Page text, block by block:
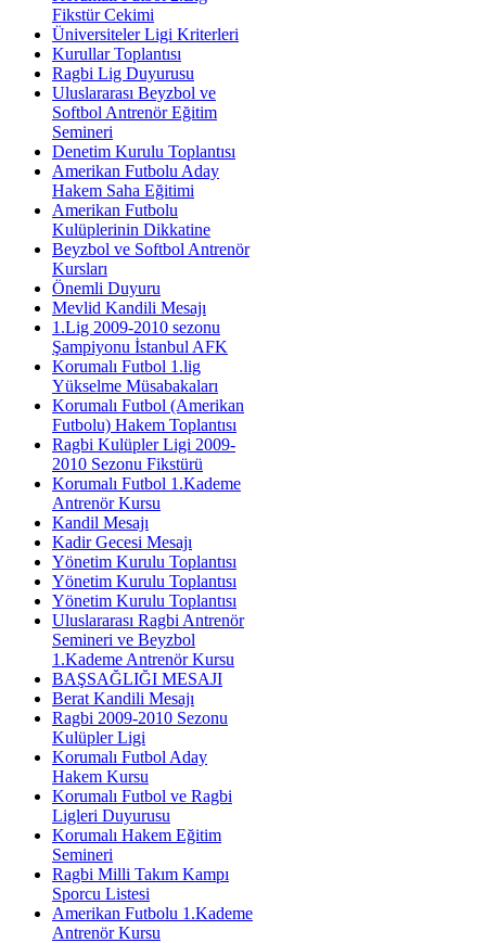
Fikstür Cekimi
Üniversiteler Ligi Kriterleri
Kurullar Toplantısı
Ragbi Lig Duyurusu
Uluslararası Beyzbol ve
Softbol Antrenör Eğitim
Semineri
Denetim Kurulu Toplantısı
Amerikan Futbolu Aday
Hakem Saha Eğitimi
Amerikan Futbolu
Kulüplerinin Dikkatine
Beyzbol ve Softbol Antrenör
Kursları
Önemli Duyuru
Mevlid Kandili Mesajı
1.Lig 2009-2010 sezonu
Şampiyonu İstanbul AFK
Korumalı Futbol 1.lig
Yükselme Müsabakaları
Korumalı Futbol (Amerikan
Futbolu) Hakem Toplantısı
Ragbi Kulüpler Ligi 2009-
2010 Sezonu Fikstürü
Korumalı Futbol 1.Kademe
Antrenör Kursu
Kandil Mesajı
Kadir Gecesi Mesajı
Yönetim Kurulu Toplantısı
Yönetim Kurulu Toplantısı
Yönetim Kurulu Toplantısı
Uluslararası Ragbi Antrenör
Semineri ve Beyzbol
1.Kademe Antrenör Kursu
BAŞSAĞLIĞI MESAJI
Berat Kandili Mesajı
Ragbi 2009-2010 Sezonu
Kulüpler Ligi
Korumalı Futbol Aday
Hakem Kursu
Korumalı Futbol ve Ragbi
Ligleri Duyurusu
Korumalı Hakem Eğitim
Semineri
Ragbi Milli Takım Kampı
Sporcu Listesi
Amerikan Futbolu 1.Kademe
Antrenör Kursu